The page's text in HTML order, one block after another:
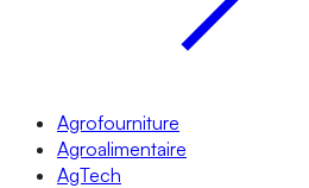
Agrofourniture
Agroalimentaire
AgTech